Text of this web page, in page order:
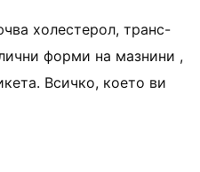
холестерол, транс-
форми на мазнини ,
Всичко, което ви